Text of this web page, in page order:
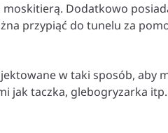
Dodatkowo
przypiąć do tunelu za
w taki sposób, aby
jak taczka, glebogryzarka